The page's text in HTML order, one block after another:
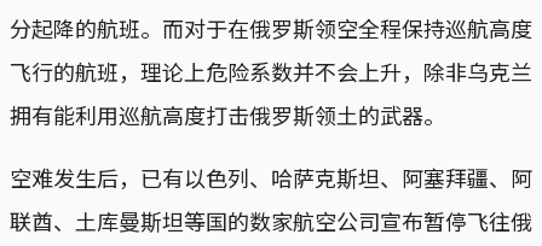
分起降的航班。而对于在俄罗斯领空全程保持巡航高度
飞行的航班，理论上危险系数并不会上升，除非乌克兰
拥有能利用巡航高度打击俄罗斯领土的武器。
空难发生后，已有以色列、哈萨克斯坦、阿塞拜疆、阿
联酋、土库曼斯坦等国的数家航空公司宣布暂停飞往俄